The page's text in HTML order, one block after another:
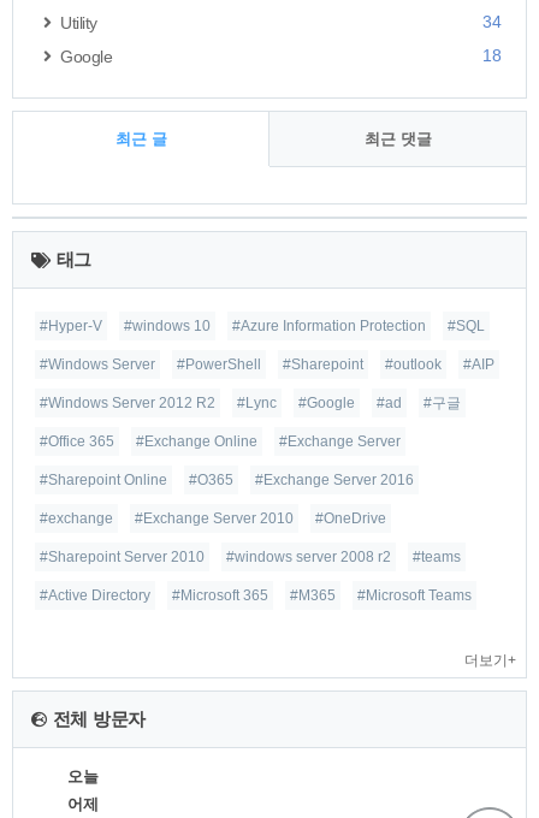
Utility
34
Google
18
최근 글 최근 댓글
최
근
글 태그
#Hyper-V #windows 10 #Azure Information Protection #SQL
#Windows Server #PowerShell #Sharepoint #outlook #AIP
#Windows Server 2012 R2 #Lync #Google #ad #구글
#Office 365 #Exchange Online #Exchange Server
#Sharepoint Online #O365 #Exchange Server 2016
#exchange #Exchange Server 2010 #OneDrive
#Sharepoint Server 2010 #windows server 2008 r2 #teams
#Active Directory #Microsoft 365 #M365 #Microsoft Teams
더보기+
전체 방문자
오늘
어제